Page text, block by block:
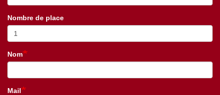
Nombre de place
Nom
Mail